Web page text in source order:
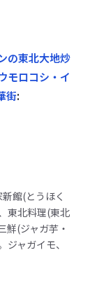
の東北大地炒
モロコシ・イ
街:
館(とうほく
東北料理(東北
鮮(ジャガ芋・
ャガイモ、